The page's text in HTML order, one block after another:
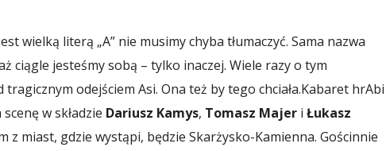
wielką literą „A” nie musimy chyba tłumaczyć. Sama nazwa
ciągle jesteśmy sobą – tylko inaczej. Wiele razy o tym
odejściem Asi. Ona też by tego chciała.Kabaret hrAbi
w składzie Dariusz Kamys, Tomasz Majer i Łukasz
z miast, gdzie wystąpi, będzie Skarżysko-Kamienna. Gościnnie